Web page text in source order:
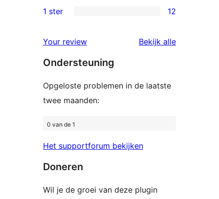
beoordelingen
2
beoordelingen
12
sterren
beoordelingen
1 ster 12
Your review Bekijk alle
Ondersteuning
Opgeloste problemen in de laatste
twee maanden:
0 van de 1
Het supportforum bekijken
Doneren
Wil je de groei van deze plugin